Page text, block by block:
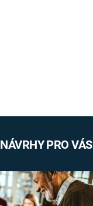
NÁVRHY PRO VÁS